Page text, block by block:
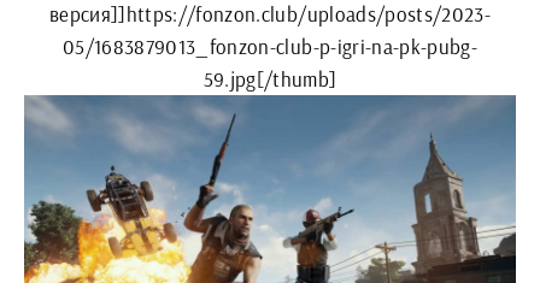
версия]]https://fonzon.club/uploads/posts/2023-
05/1683879013_fonzon-club-p-igri-na-pk-pubg-
59.jpg[/thumb]